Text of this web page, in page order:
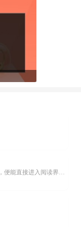
乐可漫画APP，堪称主打免费与高清的在线漫画阅读神器。其官方版提供海量完整版漫画资源，无论是国内漫画，还是日漫、韩漫、台漫、美漫等国外漫画，应有尽有，随时供你阅读。只需轻点一下，便能直接进入阅读界面。不仅如此，乐可漫画最新版本更新速度极快，在这里，你总能抢先看到全网一手漫画章节内容！...